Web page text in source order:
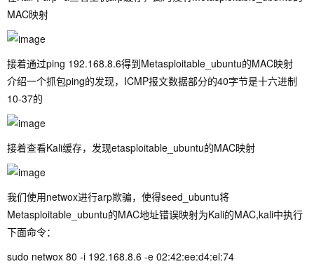
MAC映射
接着通过ping 192.168.8.6得到Metasploitable_ubuntu的MAC映射
介绍一个抓包ping的发现，ICMP报文数据部分的40字节是十六进制
10-37的
接着查看Kali缓存，发现etasploitable_ubuntu的MAC映射
我们使用netwox进行arp欺骗，使得seed_ubuntu将
Metasploitable_ubuntu的MAC地址错误映射为Kali的MAC,kali中执行
下面命令：
sudo netwox 80 -i 192.168.8.6 -e 02:42:ee:d4:el:74